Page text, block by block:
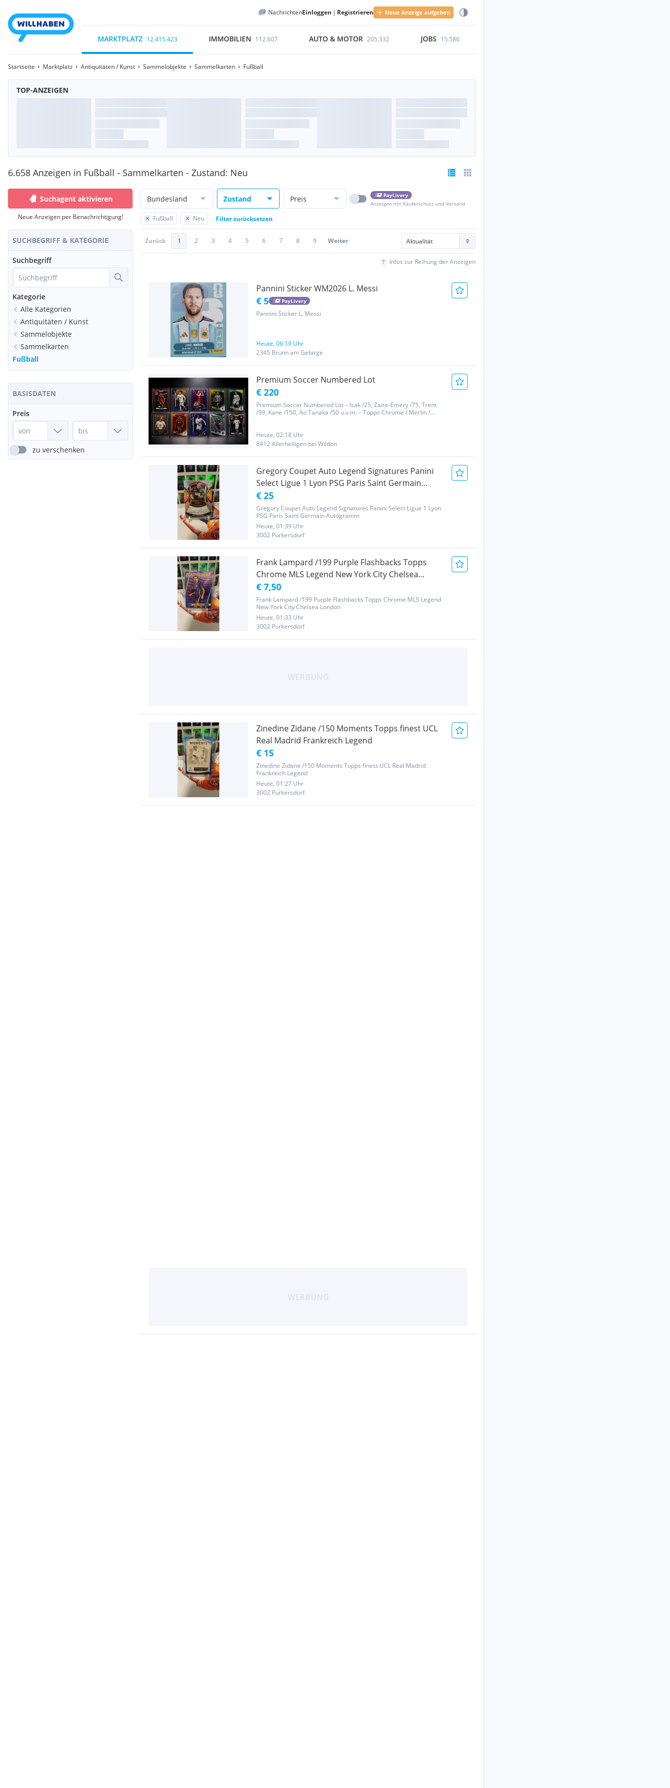
NachrichtenEinloggen | Registrieren Neue Anzeige aufgeben
MARKTPLATZ 12.415.423 IMMOBILIEN 112.607 AUTO & MOTOR 205.332 JOBS 15.586
Startseite Marktplatz Antiquitäten / Kunst Sammelobjekte Sammelkarten Fußball
TOP-ANZEIGEN
6.658 Anzeigen in Fußball - Sammelkarten - Zustand: Neu
Suchagent aktivieren
Neue Anzeigen per Benachrichtigung!
SUCHBEGRIFF & KATEGORIE
Suchbegriff
Kategorie
Alle Kategorien
Antiquitäten / Kunst
Sammelobjekte
Sammelkarten
Fußball
BASISDATEN
Preis
zu verschenken
Bundesland Zustand Preis
PayLivery
Anzeigen mit Käuferschutz und Versand
Fußball Neu Filter zurücksetzen
Zurück 1 2 3 4 5 6 7 8 9 Weiter
Infos zur Reihung der Anzeigen
Pannini Sticker WM2026 L. Messi
€ 5 PayLivery
Pannini Sticker L. Messi
Heute, 06:19 Uhr
2345 Brunn am Gebirge
Premium Soccer Numbered Lot
€ 220
Premium Soccer Numbered Lot – Isak /25, Zaïre-Emery /75, Trent
/99, Kane /150, Ao Tanaka /50 u.v.m. – Topps Chrome / Merlin /
Heute, 02:18 Uhr
8412 Allerheiligen bei Wildon
Gregory Coupet Auto Legend Signatures Panini
Select Ligue 1 Lyon PSG Paris Saint Germain
Autogramm von
€ 25
Gregory Coupet Auto Legend Signatures Panini Select Ligue 1 Lyon
PSG Paris Saint Germain Autogramm
Heute, 01:39 Uhr
3002 Purkersdorf
Frank Lampard /199 Purple Flashbacks Topps
Chrome MLS Legend New York City Chelsea
London
€ 7,50
Frank Lampard /199 Purple Flashbacks Topps Chrome MLS Legend
New York City Chelsea London
Heute, 01:33 Uhr
3002 Purkersdorf
Zinedine Zidane /150 Moments Topps finest UCL
Real Madrid Frankreich Legend
€ 15
Zinedine Zidane /150 Moments Topps finest UCL Real Madrid
Frankreich Legend
Heute, 01:27 Uhr
3002 Purkersdorf